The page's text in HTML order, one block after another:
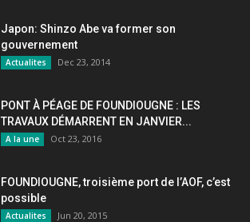
Japon: Shinzo Abe va former son
gouvernement
Actualites Dec 23, 2014
PONT À PÉAGE DE FOUNDIOUGNE : LES
TRAVAUX DÉMARRENT EN JANVIER...
A la une Oct 23, 2016
FOUNDIOUGNE, troisième port de l’AOF, c’est
possible
Actualites Jun 20, 2015